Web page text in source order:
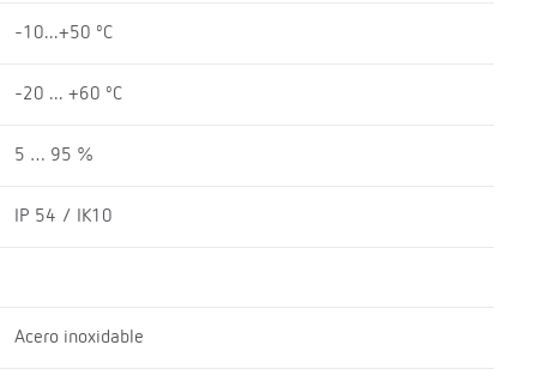
-10...+50 ºC
-20 ... +60 ºC
5 … 95 %
IP 54 / IK10
Acero inoxidable